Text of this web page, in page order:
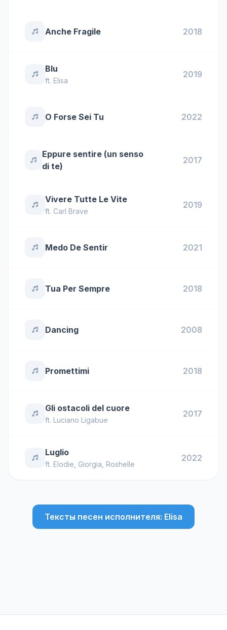
Anche Fragile 2018
Blu
ft. Elisa
2019
O Forse Sei Tu 2022
Eppure sentire (un senso
di te)
2017
Vivere Tutte Le Vite
ft. Carl Brave
2019
Medo De Sentir 2021
Tua Per Sempre 2018
Dancing 2008
Promettimi 2018
Gli ostacoli del cuore
ft. Luciano Ligabue
2017
Luglio
ft. Elodie Giorgia Roshelle
2022
Тексты песен исполнителя: Elisa